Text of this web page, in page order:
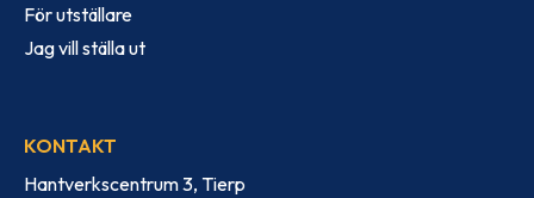
För utställare
Jag vill ställa ut
KONTAKT
Hantverkscentrum 3, Tierp